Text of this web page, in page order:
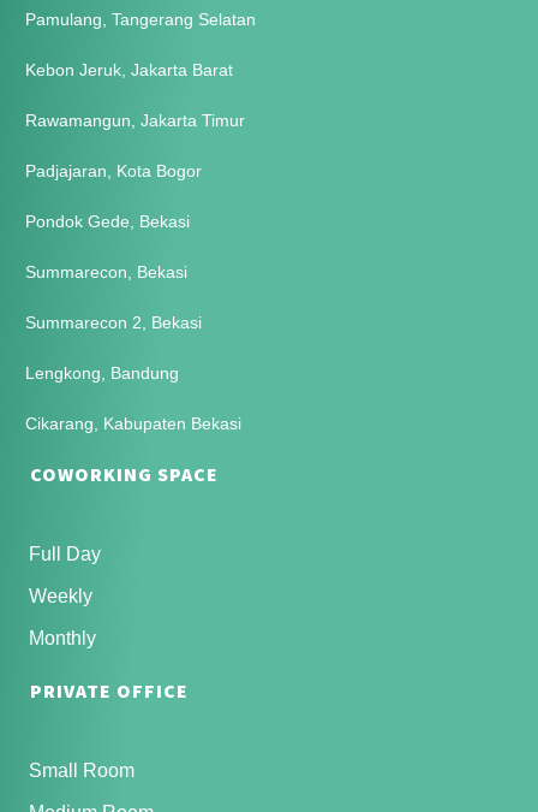
Pamulang, Tangerang Selatan
Kebon Jeruk, Jakarta Barat
Rawamangun, Jakarta Timur
Padjajaran, Kota Bogor
Pondok Gede, Bekasi
Summarecon, Bekasi
Summarecon 2, Bekasi
Lengkong, Bandung
Cikarang, Kabupaten Bekasi
COWORKING SPACE
Full Day
Weekly
Monthly
PRIVATE OFFICE
Small Room